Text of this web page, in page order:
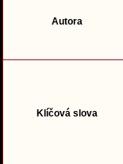
Autora
Klíčová slova